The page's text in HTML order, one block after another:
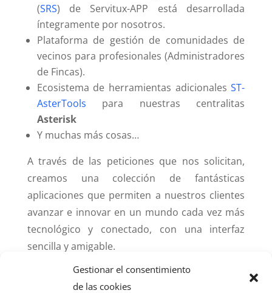
Gestionar el consentimiento
de las cookies
(SRS) de Servitux-APP está desarrollada
íntegramente por nosotros.
Plataforma de gestión de comunidades de
vecinos para profesionales (Administradores
de Fincas).
Ecosistema de herramientas adicionalesST-
AsterTools para nuestras centralitas
Asterisk
Y muchas más cosas…
A través de las peticiones que nos solicitan,
creamos una colección de fantásticas
aplicaciones que permiten a nuestros clientes
avanzar e innovar en un mundo cada vez más
tecnológico y conectado, con una interfaz
sencilla y amigable.